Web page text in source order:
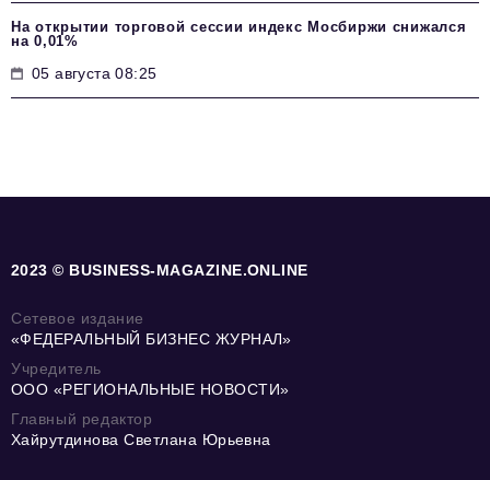
На открытии торговой сессии индекс Мосбиржи снижался
на 0,01%
05 августа 08:25
2023 © BUSINESS-MAGAZINE.ONLINE
Сетевое издание
«ФЕДЕРАЛЬНЫЙ БИЗНЕС ЖУРНАЛ»
Учредитель
ООО «РЕГИОНАЛЬНЫЕ НОВОСТИ»
Главный редактор
Хайрутдинова Светлана Юрьевна